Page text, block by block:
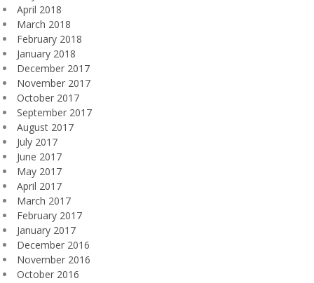
April 2018
March 2018
February 2018
January 2018
December 2017
November 2017
October 2017
September 2017
August 2017
July 2017
June 2017
May 2017
April 2017
March 2017
February 2017
January 2017
December 2016
November 2016
October 2016